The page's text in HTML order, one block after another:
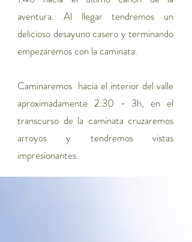
aventura. Al llegar tendremos un
delicioso desayuno casero y terminando
empezaremos con la caminata.
Caminaremos hacia el interior del valle
aproximadamente 2:30 - 3h, en el
transcurso de la caminata cruzaremos
arroyos y tendremos vistas
impresionantes.